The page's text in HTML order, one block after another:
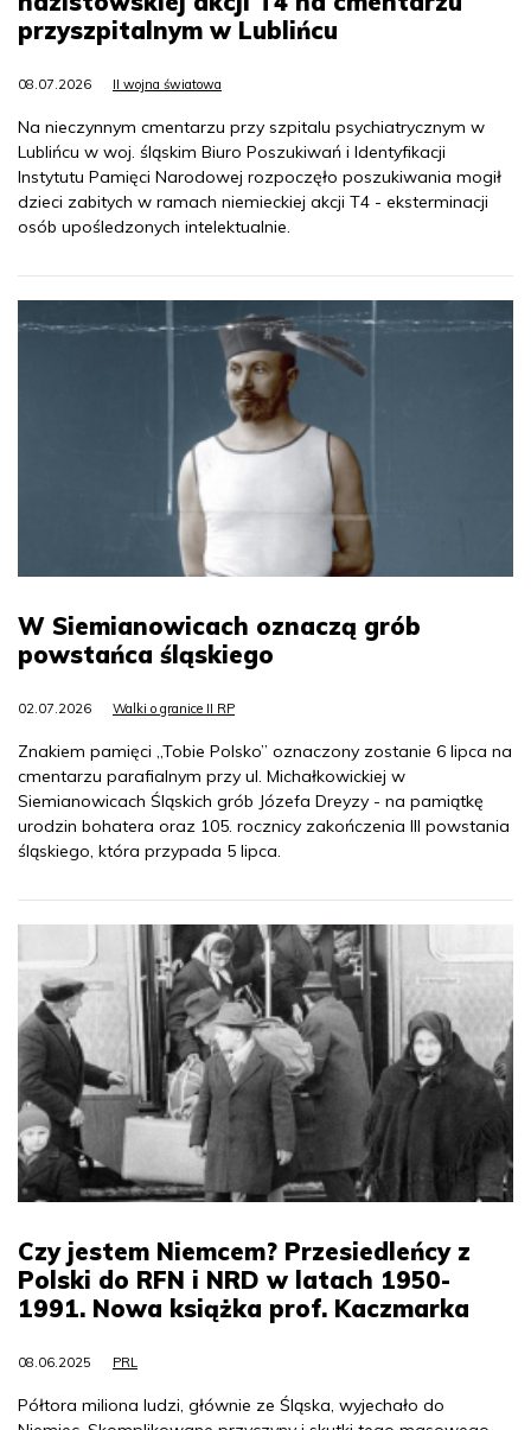
przyszpitalnym w Lublińcu
08.07.2026 II wojna światowa
Na nieczynnym cmentarzu przy szpitalu psychiatrycznym w
Lublińcu w woj. śląskim Biuro Poszukiwań i Identyfikacji
Instytutu Pamięci Narodowej rozpoczęło poszukiwania mogił
dzieci zabitych w ramach niemieckiej akcji T4 - eksterminacji
osób upośledzonych intelektualnie.
W Siemianowicach oznaczą grób
powstańca śląskiego
02.07.2026 Walki o granice II RP
Znakiem pamięci „Tobie Polsko” oznaczony zostanie 6 lipca na
cmentarzu parafialnym przy ul. Michałkowickiej w
Siemianowicach Śląskich grób Józefa Dreyzy - na pamiątkę
urodzin bohatera oraz 105. rocznicy zakończenia III powstania
śląskiego, która przypada 5 lipca.
Czy jestem Niemcem? Przesiedleńcy z
Polski do RFN i NRD w latach 1950-
1991. Nowa książka prof. Kaczmarka
08.06.2025 PRL
Półtora miliona ludzi, głównie ze Śląska, wyjechało do